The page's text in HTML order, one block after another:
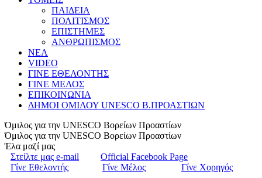
ΠΑΙΔΕΙΑ
ΠΟΛΙΤΙΣΜΟΣ
ΕΠΙΣΤΗΜΕΣ
ΑΝΘΡΩΠΙΣΜΟΣ
ΝΕΑ
VIDEO
ΓΙΝΕ ΕΘΕΛΟΝΤΗΣ
ΓΙΝΕ ΜΕΛΟΣ
ΕΠΙΚΟΙΝΩΝΙΑ
ΔΗΜΟΙ ΟΜΙΛΟΥ UNESCO Β.ΠΡΟΑΣΤΙΩΝ
Όμιλος για την UNESCO Βορείων Προαστίων
Όμιλος για την UNESCO Βορείων Προαστίων
Έλα μαζί μας
Στείλτε μας e-mail
Official Facebook Page
Γίνε Εθελοντής
Γίνε Μέλος Γίνε Χορηγός